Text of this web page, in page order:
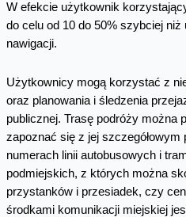
W efekcie użytkownik
do celu od 10 do 50% szybciej
nawigacji.
Użytkownicy mogą korzystać z
oraz planowania i śledzenia
publicznej. Trasę podróży można
zapoznać się z jej szczegółowym
numerach linii autobusowych i
podmiejskich, z których można
przystanków i przesiadek, czy
środkami komunikacji miejskiej